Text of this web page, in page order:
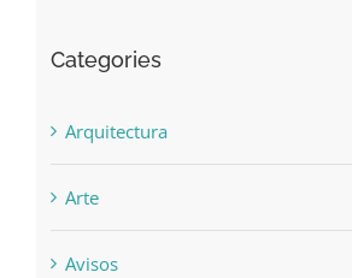
Categories
Arquitectura
Arte
Avisos